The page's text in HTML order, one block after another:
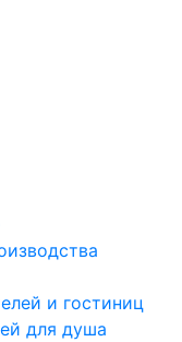
и гостиниц
для душа